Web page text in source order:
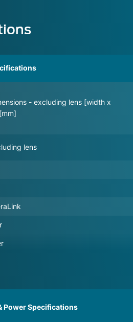
- excluding lens [width x
lens
Power Specifications